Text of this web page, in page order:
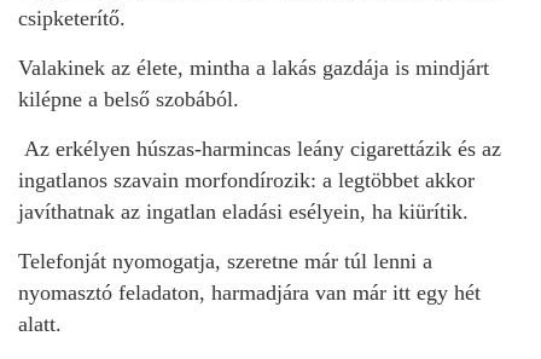
csipketerítő.
Valakinek az élete, mintha a lakás gazdája is mindjárt
kilépne a belső szobából.
Az erkélyen húszas-harmincas leány cigarettázik és az
ingatlanos szavain morfondírozik: a legtöbbet akkor
javíthatnak az ingatlan eladási esélyein, ha kiürítik.
Telefonját nyomogatja, szeretne már túl lenni a
nyomasztó feladaton, harmadjára van már itt egy hét
alatt.